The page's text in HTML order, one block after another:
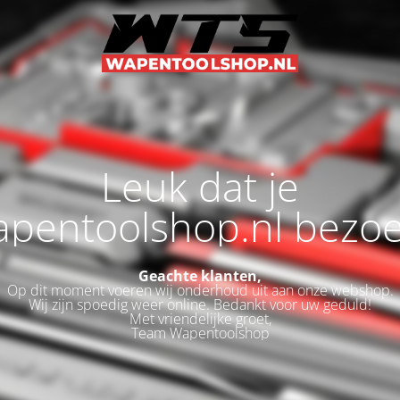
Leuk dat je
Geachte klanten,
Op dit moment voeren wij onderhoud uit aan onze webshop.
Wij zijn spoedig weer online. Bedankt voor uw geduld!
Met vriendelijke groet,
Team Wapentoolshop